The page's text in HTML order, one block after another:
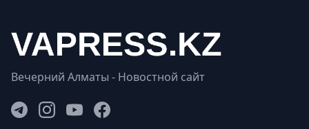
Вечерний Алматы - Новостной сайт